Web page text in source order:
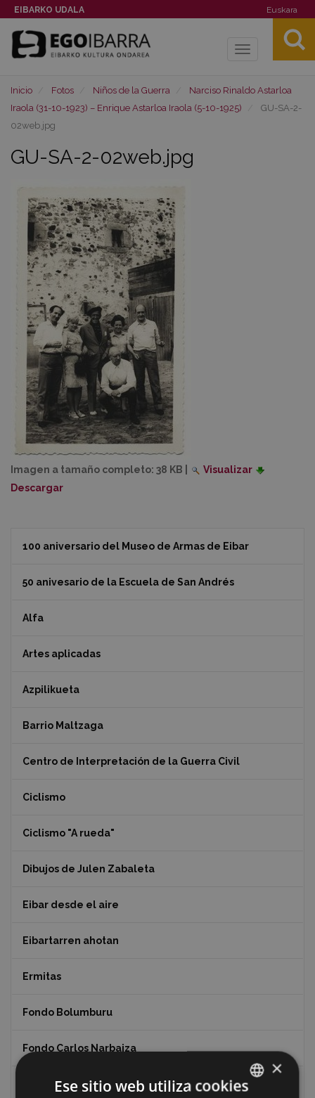
EIBARKO UDALA Euskara
Toggle
Inicio Fotos Niños de la Guerra
Narciso Rinaldo Astarloa
Iraola (31-10-1923) – Enrique Astarloa Iraola (5-10-1925)
GU-SA-2-
02web.jpg
GU-SA-2-02web.jpg
Imagen a tamaño completo: 38 KB
Visualizar
Descargar
100 aniversario del Museo de Armas de Eibar
50 anivesario de la Escuela de San Andrés
Alfa
Artes aplicadas
Azpilikueta
Barrio Maltzaga
Centro de Interpretación de la Guerra Civil
Ciclismo
Ciclismo "A rueda"
Dibujos de Julen Zabaleta
Eibar desde el aire
Eibartarren ahotan
Ermitas
Fondo Bolumburu
Fondo Carlos Narbaiza
Guerra
×
Ese sitio web utiliza cookies